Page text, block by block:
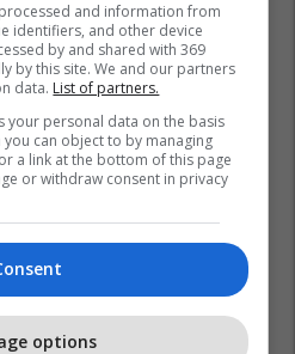
and information from
identifiers, and other device
by and shared with 369
by this site. We and our partners
data. List of partners.
your personal data on the basis
can object to by managing
a link at the bottom of this page
or withdraw consent in privacy
options